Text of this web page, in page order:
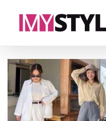
View
Larger
Image